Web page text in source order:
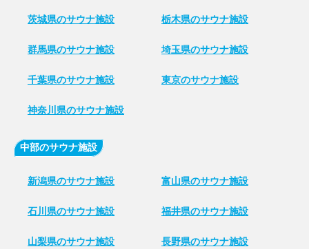
茨城県のサウナ施設 栃木県のサウナ施設
群馬県のサウナ施設 埼玉県のサウナ施設
千葉県のサウナ施設 東京のサウナ施設
神奈川県のサウナ施設
中部のサウナ施設
新潟県のサウナ施設 富山県のサウナ施設
石川県のサウナ施設 福井県のサウナ施設
山梨県のサウナ施設 長野県のサウナ施設